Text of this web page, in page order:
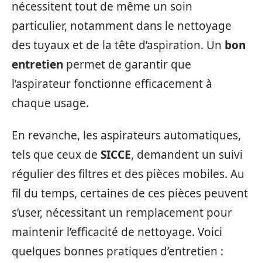
nécessitent tout de même un soin
particulier, notamment dans le nettoyage
des tuyaux et de la tête d’aspiration. Un bon
entretien permet de garantir que
l’aspirateur fonctionne efficacement à
chaque usage.
En revanche, les aspirateurs automatiques,
tels que ceux de SICCE, demandent un suivi
régulier des filtres et des pièces mobiles. Au
fil du temps, certaines de ces pièces peuvent
s’user, nécessitant un remplacement pour
maintenir l’efficacité de nettoyage. Voici
quelques bonnes pratiques d’entretien :